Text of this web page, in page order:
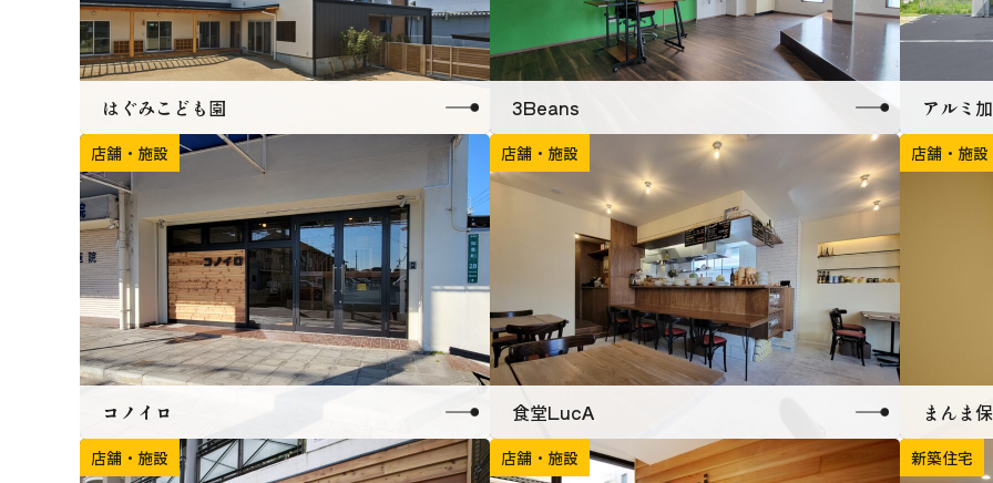
はぐみこども園 3Beans アルミ
店舗・施設
コノイロ
店舗・施設
食堂LucA
店舗・施設
まんま
店舗・施設 店舗・施設 新築住宅